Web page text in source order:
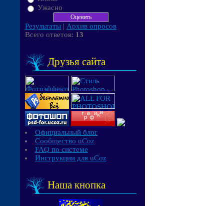
Ужасно
Результаты | Архив опросов
Всего ответов: 13
Друзья сайта
Официальный блог
Сообщество uCoz
FAQ по системе
Инструкции для uCoz
Наша кнопка